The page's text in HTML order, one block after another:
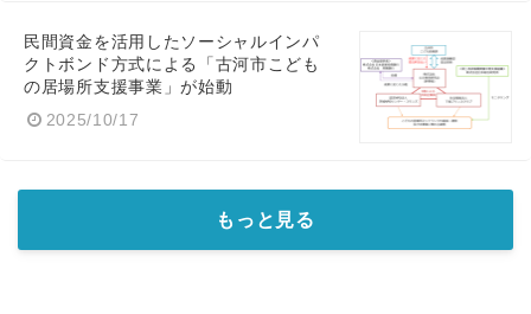
民間資金を活用したソーシャルインパ
クトボンド方式による「古河市こども
の居場所支援事業」が始動
2025/10/17
もっと見る